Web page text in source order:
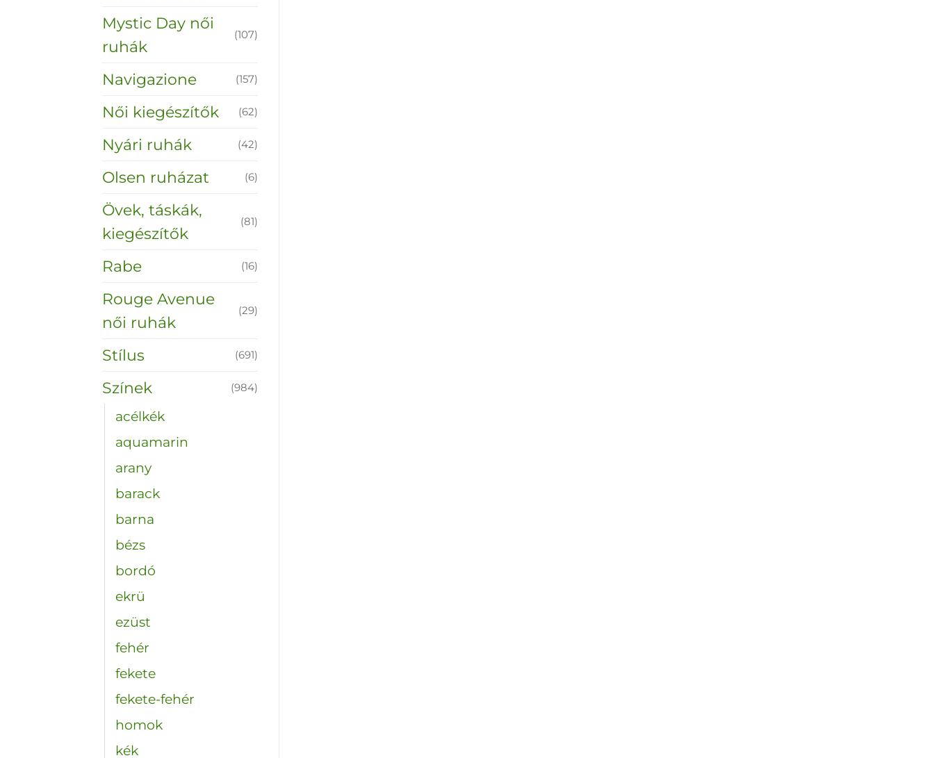
Mystic Day női
ruhák
(107)
Navigazione (157)
Női kiegészítők (62)
Nyári ruhák (42)
Olsen ruházat (6)
Övek, táskák,
kiegészítők
(81)
Rabe (16)
Rouge Avenue
női ruhák
(29)
Stílus (691)
Színek (984)
acélkék
aquamarin
arany
barack
barna
bézs
bordó
ekrü
ezüst
fehér
fekete
fekete-fehér
homok
kék